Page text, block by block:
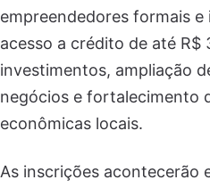
empreendedores formais
acesso a crédito de até R$
investimentos, ampliação
negócios e fortalecimento
econômicas locais.
As inscrições acontecerão